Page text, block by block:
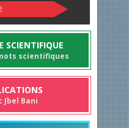
SCIENTIFIQUE
scientifiques
Jbel Bani